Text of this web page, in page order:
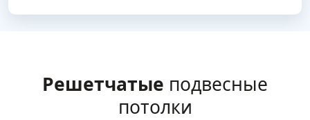
Решетчатые подвесные
потолки